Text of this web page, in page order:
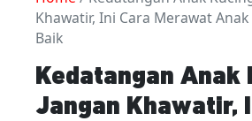
Khawatir, Ini Cara Merawat
Baik
Kedatangan Anak
Jangan Khawatir,